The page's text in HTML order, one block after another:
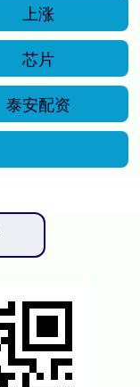
上涨
芯片
泰安配资